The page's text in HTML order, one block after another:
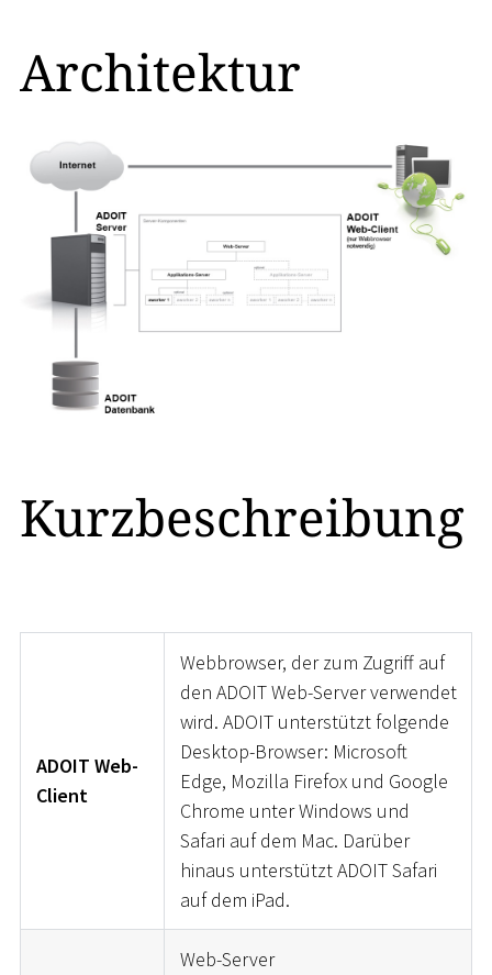
Architektur
Kurzbeschreibung
ADOIT Web-
Client
Webbrowser, der zum Zugriff auf
den ADOIT Web-Server verwendet
wird. ADOIT unterstützt folgende
Desktop-Browser: Microsoft
Edge, Mozilla Firefox und Google
Chrome unter Windows und
Safari auf dem Mac. Darüber
hinaus unterstützt ADOIT Safari
auf dem iPad.
Web-Server